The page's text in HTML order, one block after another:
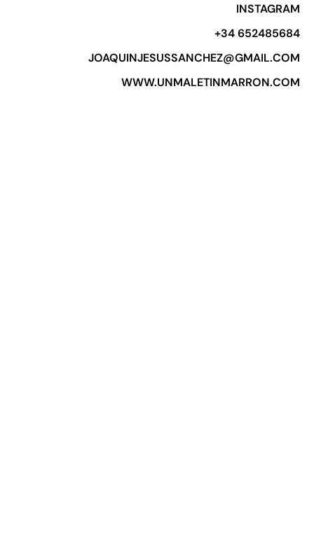
INSTAGRAM
+34 652485684​
JOAQUINJESUSSANCHEZ@GMAIL.COM
WWW.UNMALETINMARRON.COM​